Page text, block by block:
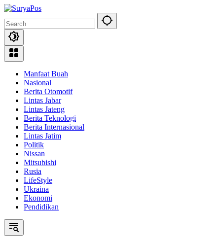
Skip
content
Manfaat Buah
Nasional
Berita Otomotif
Lintas Jabar
Lintas Jateng
Berita Teknologi
Berita Internasional
Lintas Jatim
Politik
Nissan
Mitsubishi
Rusia
LifeStyle
Ukraina
Ekonomi
Pendidikan